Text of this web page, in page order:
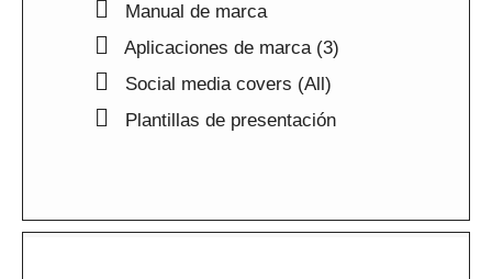
Manual de marca
Aplicaciones de marca (3)
Social media covers (All)
Plantillas de presentación